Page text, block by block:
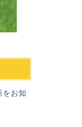
をお知